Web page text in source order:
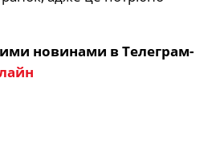
новинами в Телеграм-